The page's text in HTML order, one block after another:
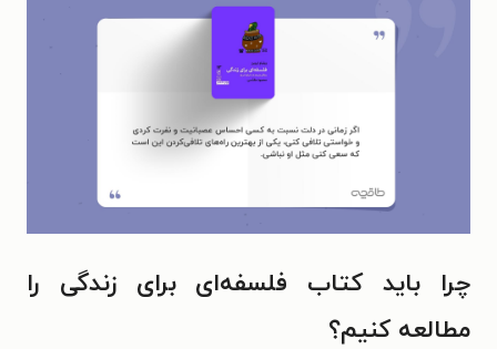
چرا باید کتاب فلسفه‌ای برای زندگی را
مطالعه کنیم؟